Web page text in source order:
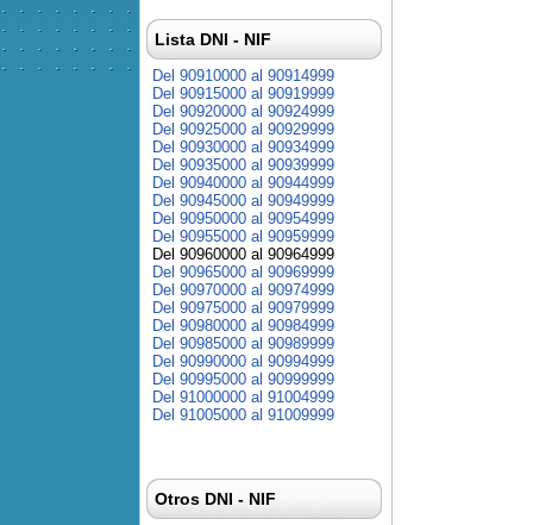
Lista DNI - NIF
Del 90910000 al 90914999
Del 90915000 al 90919999
Del 90920000 al 90924999
Del 90925000 al 90929999
Del 90930000 al 90934999
Del 90935000 al 90939999
Del 90940000 al 90944999
Del 90945000 al 90949999
Del 90950000 al 90954999
Del 90955000 al 90959999
Del 90960000 al 90964999
Del 90965000 al 90969999
Del 90970000 al 90974999
Del 90975000 al 90979999
Del 90980000 al 90984999
Del 90985000 al 90989999
Del 90990000 al 90994999
Del 90995000 al 90999999
Del 91000000 al 91004999
Del 91005000 al 91009999
Otros DNI - NIF